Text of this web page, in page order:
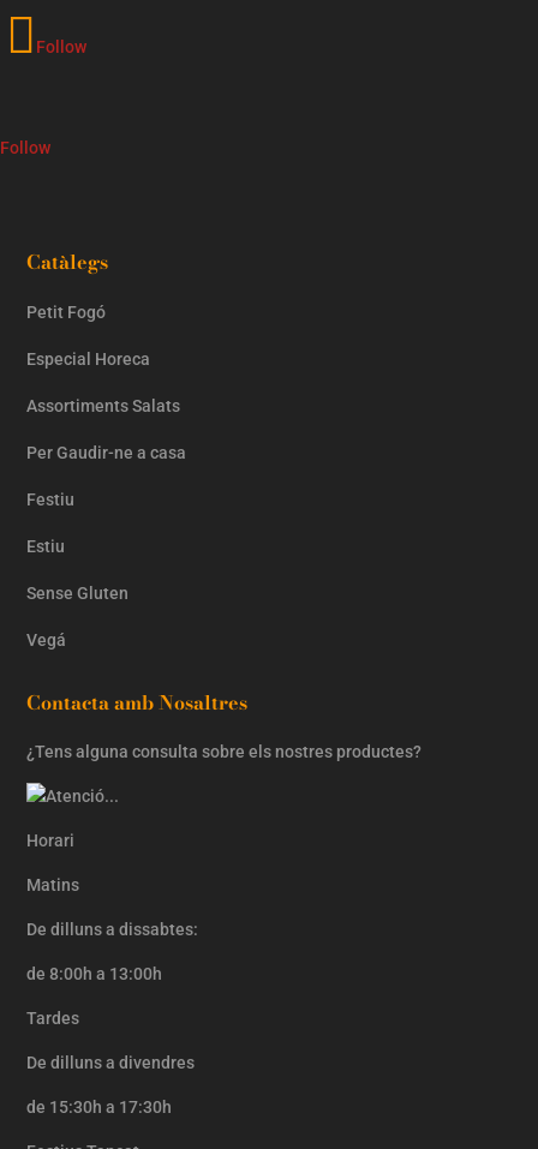
Follow
Follow
Catàlegs
Petit Fogó
Especial Horeca
Assortiments Salats
Per Gaudir-ne a casa
Festiu
Estiu
Sense Gluten
Vegá
Contacta amb Nosaltres
¿Tens alguna consulta sobre els nostres productes?
Horari
Matins
De dilluns a dissabtes:
de 8:00h a 13:00h
Tardes
De dilluns a divendres
de 15:30h a 17:30h